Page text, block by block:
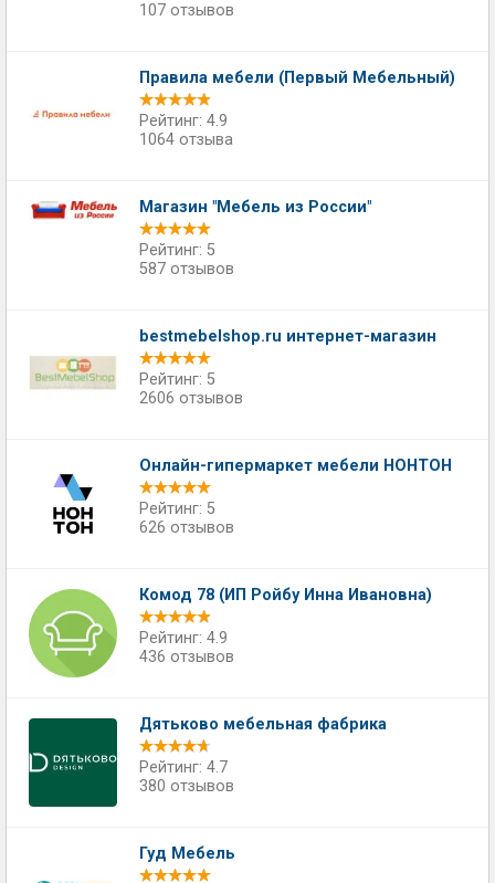
107 отзывов
Правила мебели (Первый Мебельный)
Рейтинг: 4.9
1064 отзыва
Магазин "Мебель из России"
Рейтинг: 5
587 отзывов
bestmebelshop.ru интернет-магазин
Рейтинг: 5
2606 отзывов
Онлайн-гипермаркет мебели НОНТОН
Рейтинг: 5
626 отзывов
Комод 78 (ИП Ройбу Инна Ивановна)
Рейтинг: 4.9
436 отзывов
Дятьково мебельная фабрика
Рейтинг: 4.7
380 отзывов
Гуд Мебель